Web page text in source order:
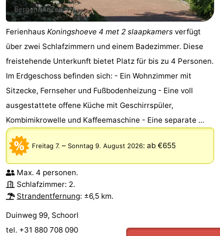
Ferienhaus Koningshoeve 4 met 2 slaapkamers verfügt
über zwei Schlafzimmern und einem Badezimmer. Diese
freistehende Unterkunft bietet Platz für bis zu 4 Personen.
Im Erdgeschoss befinden sich: - Ein Wohnzimmer mit
Sitzecke, Fernseher und Fußbodenheizung - Eine voll
ausgestattete offene Küche mit Geschirrspüler,
Kombimikrowelle und Kaffeemaschine - Eine separate ...
Freitag 7. – Sonntag 9. August 2026: ab €655
Max. 4 personen.
Schlafzimmer: 2.
Strandentfernung: ±6,5 km.
Duinweg 99, Schoorl
tel. +31 880 708 090